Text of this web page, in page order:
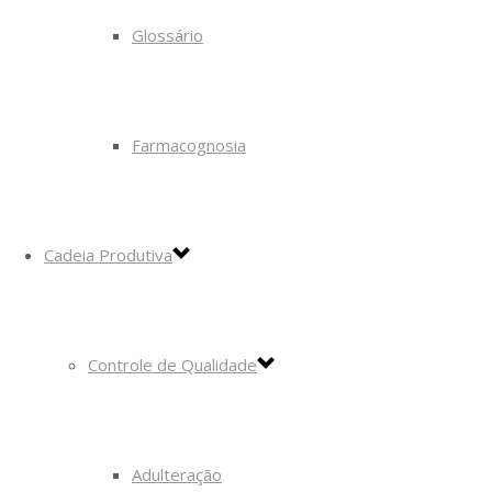
Glossário
Farmacognosia
Cadeia Produtiva
Controle de Qualidade
Adulteração